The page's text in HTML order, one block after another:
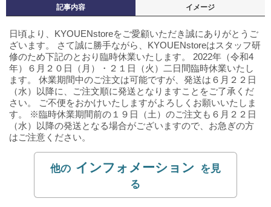
記事内容 イメージ
日頃より、KYOUENstoreをご愛顧いただき誠にありがとうご
ざいます。
さて誠に勝手ながら、KYOUENstoreはスタッフ研
修のため下記のとおり臨時休業いたします。
2022年（令和4
年）６月２０日（月）・２１日（火）二日間臨時休業いたし
ます。
休業期間中のご注文は可能ですが、発送は６月２２日
（水）以降に、ご注文順に発送となりますことをご了承くだ
さい。 ご不便をおかけいたしますがよろしくお願いいたしま
す。
※臨時休業期間前の１９日（土）のご注文も６月２２日
（水）以降の発送となる場合がございますので、お急ぎの方
はご注意ください。
インフォメーション